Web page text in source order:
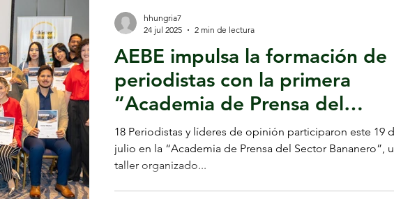
AEBE impulsa la formación de
periodistas con la primera
“Academia de Prensa del
Sector Bananero”
18 Periodistas y líderes de opinión participaron este 19
julio en la “Academia de Prensa del Sector Bananero”,
taller organizado...
hhungria7
24 jul 2025
2 min de lectura